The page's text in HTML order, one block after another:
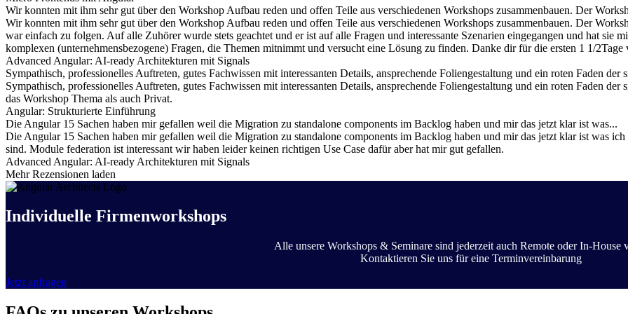
Wir konnten mit ihm sehr gut über den Workshop Aufbau reden und offen Teile aus verschiedenen Workshops zusammenbauen. Der
Wir konnten mit ihm sehr gut über den Workshop Aufbau reden und offen Teile aus verschiedenen Workshops zusammenbauen. Der
war einfach zu folgen. Auf alle Zuhörer wurde stets geachtet und er ist auf alle Fragen und interessante Szenarien eingegangen und hat sie
komplexen (unternehmensbezogene) Fragen, die Themen mitnimmt und versucht eine Lösung zu finden. Danke dir für die ersten 1 1/2Tage
Advanced Angular: AI-ready Architekturen mit Signals
Sympathisch, professionelles Auftreten, gutes Fachwissen mit interessanten Details, ansprechende Foliengestaltung und ein roten Faden
Sympathisch, professionelles Auftreten, gutes Fachwissen mit interessanten Details, ansprechende Foliengestaltung und ein roten Faden
das Workshop Thema als auch Privat.
Angular: Strukturierte Einführung
Die Angular 15 Sachen haben mir gefallen weil die Migration zu standalone components im Backlog haben und mir das jetzt klar ist was...
Die Angular 15 Sachen haben mir gefallen weil die Migration zu standalone components im Backlog haben und mir das jetzt klar ist was
sind. Module federation ist interessant wir haben leider keinen richtigen Use Case dafür aber hat mir gut gefallen.
Advanced Angular: AI-ready Architekturen mit Signals
Mehr Rezensionen laden
Individuelle Firmenworkshops
Alle unsere Workshops & Seminare sind jederzeit auch Remote oder In-House
Kontaktieren Sie uns für eine Terminvereinbarung
Jetzt anfragen